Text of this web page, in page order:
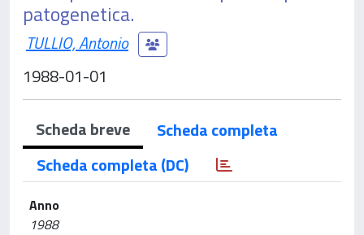
patogenetica.
TULLIO, Antonio
1988-01-01
Scheda breve
Scheda completa
Scheda completa (DC)
Anno
1988